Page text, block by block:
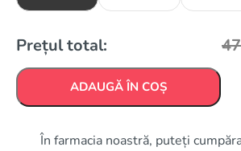
Prețul total:
ADAUGĂ ÎN COȘ
În farmacia noastră, puteți